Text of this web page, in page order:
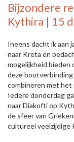
Bijzondere
Kythira | 15
Ineens dacht ik aan
naar Kreta en
mogelijkheid bieden
deze
combineren met
Iedere donderdag
naar Diakofti op
de sfeer van
cultureel veelzijdige